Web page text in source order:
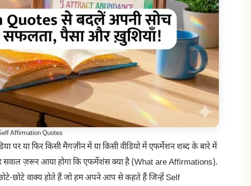
Affirmation Quotes
या फिर किसी मैगज़ीन में या किसी वीडियो में एफर्मेशन शब्द के बारे में
सवाल ज़रूर आया होगा कि एफर्मेशंस क्या है (What are Affirmations).
छोटे वाक्य होते हैं जो हम अपने आप से कहते हैं जिन्हें Self